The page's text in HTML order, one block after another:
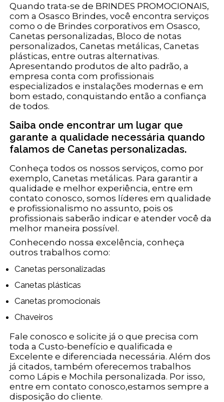
Quando trata-se de BRINDES PROMOCIONAIS,
com a Osasco Brindes, você encontra serviços
como o de Brindes corporativos em Osasco,
Canetas personalizadas, Bloco de notas
personalizados, Canetas metálicas, Canetas
plásticas, entre outras alternativas.
Apresentando produtos de alto padrão, a
empresa conta com profissionais
especializados e instalações modernas e em
bom estado, conquistando então a confiança
de todos.
Saiba onde encontrar um lugar que
garante a qualidade necessária quando
falamos de Canetas personalizadas.
Conheça todos os nossos serviços, como por
exemplo, Canetas metálicas. Para garantir a
qualidade e melhor experiência, entre em
contato conosco, somos líderes em qualidade
e profissionalismo no assunto, pois os
profissionais saberão indicar e atender você da
melhor maneira possível.
Conhecendo nossa excelência, conheça
outros trabalhos como:
Canetas personalizadas
Canetas plásticas
Canetas promocionais
Chaveiros
Fale conosco e solicite já o que precisa com
toda a Custo-benefício e qualificada e
Excelente e diferenciada necessária. Além dos
já citados, também oferecemos trabalhos
como Lápis e Mochila personalizada. Por isso,
entre em contato conosco,estamos sempre a
disposição do cliente.